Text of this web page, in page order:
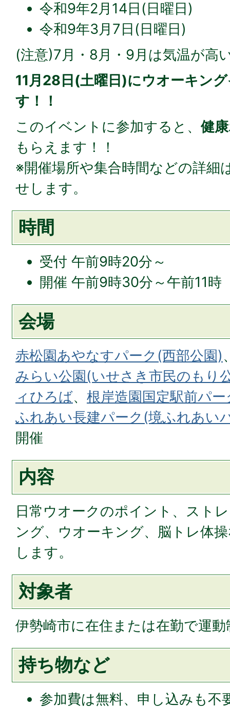
令和9年2月14日(日曜日)
令和9年3月7日(日曜日)
(注意)7月・8月・9月は気温が高
11月28日(土曜日)にウオーキン
す！！
このイベントに参加すると、 健
もらえます！！
※開催場所や集合時間などの詳細
せします。
時間
受付 午前9時20分～
開催 午前9時30分～午前11時
会場
赤松園あやなすパーク(西部公園)
みらい公園(いせさき市民のもり
ィひろば、 根岸造園国定駅前パ
ふれあい長建パーク(境ふれあい
開催
内容
日常ウオークのポイント、スト
ング、ウオーキング、脳トレ体
します。
対象者
伊勢崎市に在住または在勤で運
持ち物など
参加費は無料、申し込みも不